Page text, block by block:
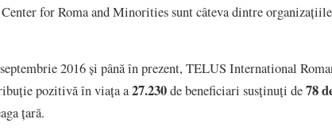
for Roma and Minorities sunt câteva dintre
2016 și până în prezent, TELUS International
pozitivă în viața a27.230de beneficiari susținuți de78
țară.